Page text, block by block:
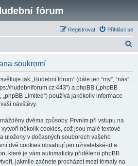
fórum
Přihlásit se
Registrovat
soukromí
jak „Hudební fórum“ (dále jen “my”, “nás”,
hudebniforum.cz:443”) a phpBB („phpBB
„phpBB Limited“) používá jakékoliv informace
návštěvy.
dvěma způsoby. Prvním při vstupu na
vytvoří několik cookies, což jsou malé textové
uloženy v dočasných souborech vašeho
dvě cookies obsahují jen uživatelské-id a
které je vám automaticky přiděleno phpBB
jakmile začnete procházet mezi tématy na